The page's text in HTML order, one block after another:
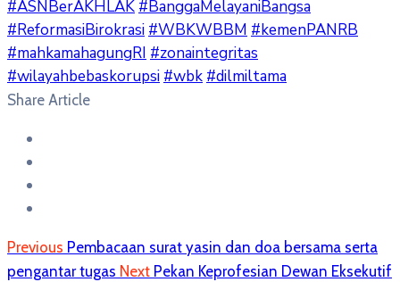
#ASNBerAKHLAK #BanggaMelayaniBangsa
#ReformasiBirokrasi #WBKWBBM #kemenPANRB
#mahkamahagungRI #zonaintegritas
#wilayahbebaskorupsi #wbk #dilmiltama
Share Article
Previous Pembacaan surat yasin dan doa bersama serta
pengantar tugas Next Pekan Keprofesian Dewan Eksekutif